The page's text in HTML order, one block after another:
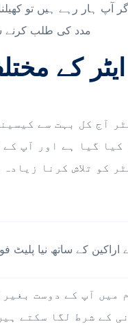
آپ ہار رہے ہیں تو
مدد کی طلب کرنے
کے
آج کل بہت سے
کیا گیا ہے اور آپ کے
کو تلاش کرنا
کے ساتھ نیا پلیٹ
میں آپ کے دوست
کے شرط لگا سکتے